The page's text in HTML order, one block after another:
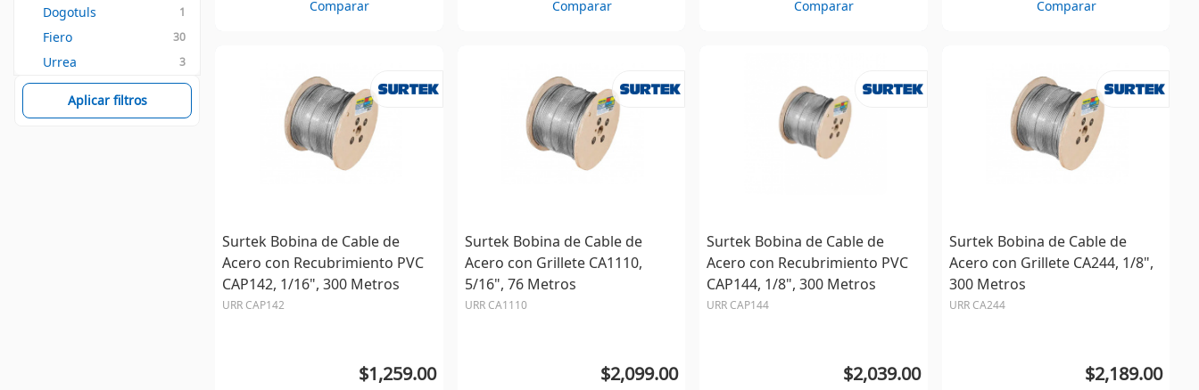
Dogotuls 1
Fiero 30
Urrea 3
Aplicar filtros
Comparar Comparar Comparar Comparar
Surtek Bobina de Cable de
Acero con Recubrimiento PVC
CAP142, 1/16", 300 Metros
URR CAP142
$1,259.00
Surtek Bobina de Cable de
Acero con Grillete CA1110,
5/16", 76 Metros
URR CA1110
$2,099.00
Surtek Bobina de Cable de
Acero con Recubrimiento PVC
CAP144, 1/8", 300 Metros
URR CAP144
$2,039.00
Surtek Bobina de Cable de
Acero con Grillete CA244, 1/8",
300 Metros
URR CA244
$2,189.00